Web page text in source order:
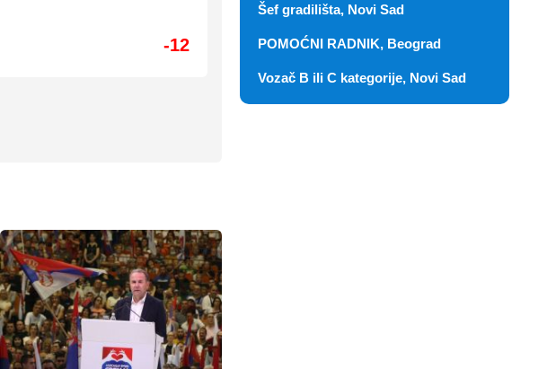
-12
Šef gradilišta, Novi Sad
POMOĆNI RADNIK, Beograd
Vozač B ili C kategorije, Novi Sad